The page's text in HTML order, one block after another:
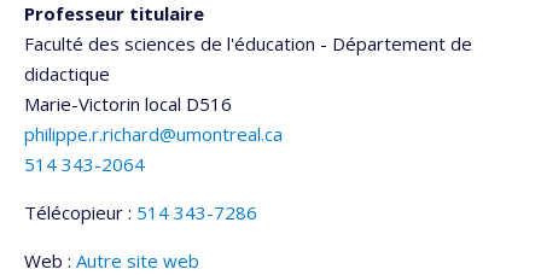
Professeur titulaire
Faculté des sciences de l'éducation - Département de
didactique
Marie-Victorin local D516
philippe.r.richard@umontreal.ca
514 343-2064
Télécopieur : 514 343-7286
Web : Autre site web